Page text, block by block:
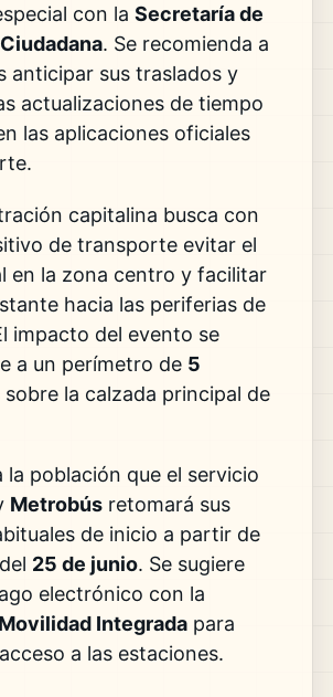
con la Secretaría de
. Se recomienda a
anticipar sus traslados y
actualizaciones de tiempo
las aplicaciones oficiales
capitalina busca con
de transporte evitar el
en la zona centro y facilitar
hacia las periferias de
impacto del evento se
a un perímetro de 5
sobre la calzada principal de
la población que el servicio
Metrobúsretomará sus
de inicio a partir de
25 de junio. Se sugiere
electrónico con la
Integradapara
a las estaciones.